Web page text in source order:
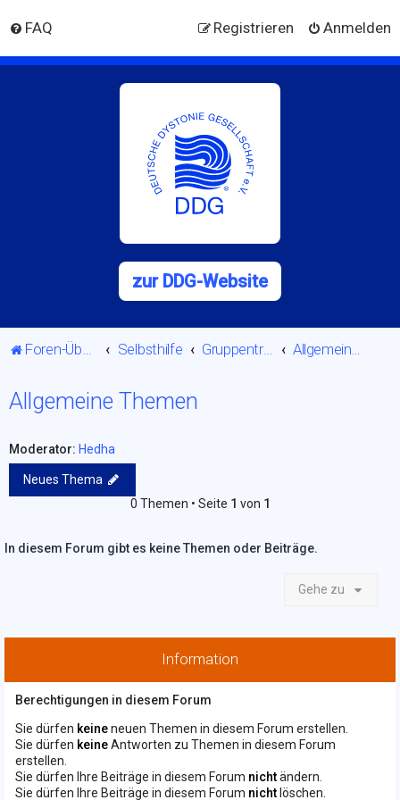
FAQ Anmelden
Registrieren
zur DDG-Website
Foren-Übersicht Selbsthilfe Gruppentreffen Allgemeine Themen
Allgemeine Themen
Moderator: Hedha
Neues Thema
0 Themen • Seite 1 von 1
In diesem Forum gibt es keine Themen oder Beiträge.
Gehe zu
Information
Berechtigungen in diesem Forum
Sie dürfen keineneuen Themen in diesem Forum erstellen.
Sie dürfen keineAntworten zu Themen in diesem Forum
erstellen.
Sie dürfen Ihre Beiträge in diesem Forum nichtändern.
Sie dürfen Ihre Beiträge in diesem Forum nicht löschen.